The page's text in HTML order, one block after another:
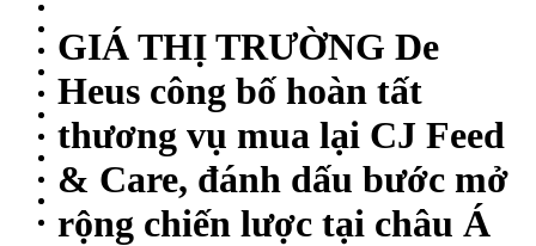
GIÁ THỊ TRƯỜNG De
Heus công bố hoàn tất
thương vụ mua lại CJ Feed
& Care, đánh dấu bước mở
rộng chiến lược tại châu Á